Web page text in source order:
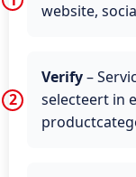
website,
Verify–
selecteert in